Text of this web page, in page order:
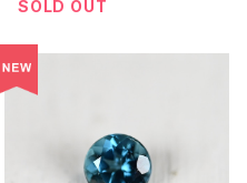
SOLD OUT